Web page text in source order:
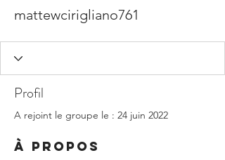
mattewcirigliano761
Profil
A rejoint le groupe le : 24 juin 2022
À propos